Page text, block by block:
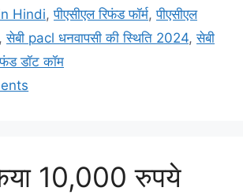
Hindi,पीएसीएल रिफंड फॉर्म,पीएसीएल
,सेबी pacl धनवापसी की स्थिति 2024,सेबी
डॉट कॉम
10,000 रुपये